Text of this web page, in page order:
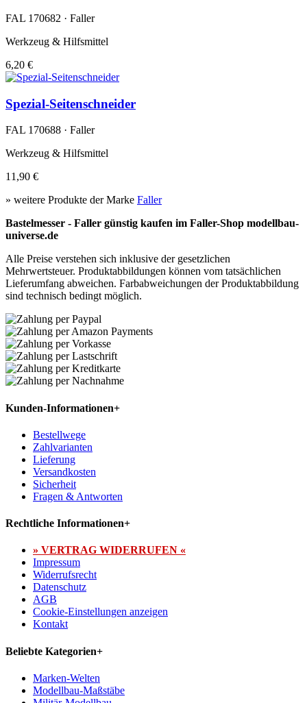
FAL 170682 · Faller
Werkzeug & Hilfsmittel
6,20 €
Spezial-Seitenschneider
FAL 170688 · Faller
Werkzeug & Hilfsmittel
11,90 €
» weitere Produkte der Marke Faller
Bastelmesser - Faller günstig kaufen im Faller-Shop modellbau-
universe.de
Alle Preise verstehen sich inklusive der gesetzlichen
Mehrwertsteuer. Produktabbildungen können vom tatsächlichen
Lieferumfang abweichen. Farbabweichungen der Produktabbildung
sind technisch bedingt möglich.
Kunden-Informationen+
Bestellwege
Zahlvarianten
Lieferung
Versandkosten
Sicherheit
Fragen & Antworten
Rechtliche Informationen+
» VERTRAG WIDERRUFEN «
Impressum
Widerrufsrecht
Datenschutz
AGB
Cookie-Einstellungen anzeigen
Kontakt
Beliebte Kategorien+
Marken-Welten
Modellbau-Maßstäbe